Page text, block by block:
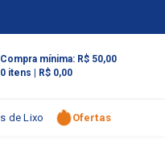
Compra mínima: R$ 50,00
0 itens R$ 0,00
de Lixo Ofertas